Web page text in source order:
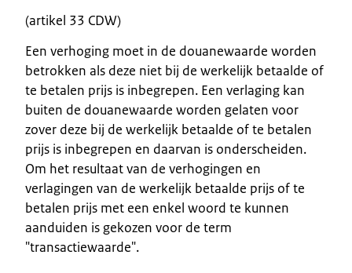
(artikel 33 CDW)
Een verhoging moet in de douanewaarde worden
betrokken als deze niet bij de werkelijk betaalde of
te betalen prijs is inbegrepen. Een verlaging kan
buiten de douanewaarde worden gelaten voor
zover deze bij de werkelijk betaalde of te betalen
prijs is inbegrepen en daarvan is onderscheiden.
Om het resultaat van de verhogingen en
verlagingen van de werkelijk betaalde prijs of te
betalen prijs met een enkel woord te kunnen
aanduiden is gekozen voor de term
"transactiewaarde".